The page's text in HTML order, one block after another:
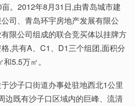
。2012年8月31日,由青岛城市建
司、青岛环宇房地产发展有限公
限公司组成的联合竞买体以挂牌方
,共有A、C1、D1三个组团,面积分
5.5万㎡。
沙子口街道办事处驻地西北1公里
边既有沙子口区域内的巨峰、流清